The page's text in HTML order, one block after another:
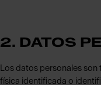
2. DATOS
Los datos personales
física identificada o